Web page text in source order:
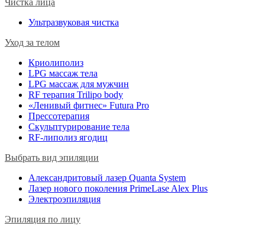
Чистка лица
Ультразвуковая чистка
Уход за телом
Криолиполиз
LPG массаж тела
LPG массаж для мужчин
RF терапия Trilipo body
«Ленивый фитнес» Futura Pro
Прессотерапия
Скульптурирование тела
RF-липолиз ягодиц
Выбрать вид эпиляции
Александритовый лазер Quanta System
Лазер нового поколения PrimeLase Alex Plus
Электроэпиляция
Эпиляция по лицу